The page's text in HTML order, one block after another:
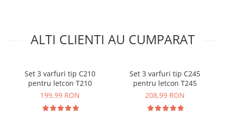
1x Cutter
1x Dezizolator cabluri
2x Cabluri
1x Husa depozitare
1x Cleste taiat
ALTI CLIENTI AU CUMPARAT
Set 3 varfuri tip C210
pentru letcon T210
199,99 RON
Set 3 varfuri tip C245
pentru letcon T245
208,99 RON